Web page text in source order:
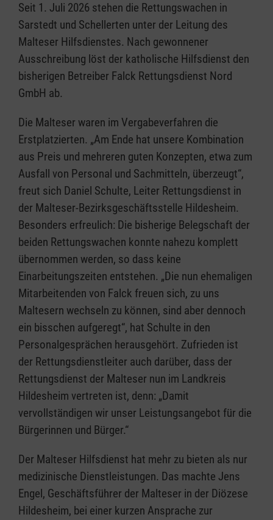
Seit 1. Juli 2026 stehen die Rettungswachen in
Sarstedt und Schellerten unter der Leitung des
Malteser Hilfsdienstes. Nach gewonnener
Ausschreibung löst der katholische Hilfsdienst den
bisherigen Betreiber Falck Rettungsdienst Nord
GmbH ab.
Die Malteser waren im Vergabeverfahren die
Erstplatzierten. „Am Ende hat unsere Kombination
aus Preis und mehreren guten Konzepten, etwa zum
Ausfall von Personal und Sachmitteln, überzeugt“,
freut sich Daniel Schulte, Leiter Rettungsdienst in
der Malteser-Bezirksgeschäftsstelle Hildesheim.
Besonders erfreulich: Die bisherige Belegschaft der
beiden Rettungswachen konnte nahezu komplett
übernommen werden, so dass keine
Einarbeitungszeiten entstehen. „Die nun ehemaligen
Mitarbeitenden von Falck freuen sich, zu uns
Maltesern wechseln zu können, sind aber dennoch
ein bisschen aufgeregt“, hat Schulte in den
Personalgesprächen herausgehört. Zufrieden ist
der Rettungsdienstleiter auch darüber, dass der
Rettungsdienst der Malteser nun im Landkreis
Hildesheim vertreten ist, denn: „Damit
vervollständigen wir unser Leistungsangebot für die
Bürgerinnen und Bürger.“
Der Malteser Hilfsdienst hat mehr zu bieten als nur
medizinische Dienstleistungen. Das machte Jens
Engel, Geschäftsführer der Malteser in der Diözese
Hildesheim, bei einer kurzen Ansprache zur